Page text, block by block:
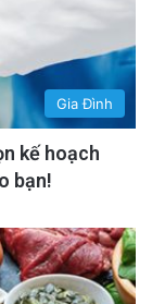
Gia Đình
kế hoạch
bạn!